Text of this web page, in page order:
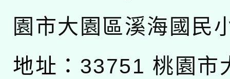
園市大園區溪海國民
地址： 33751 桃園市